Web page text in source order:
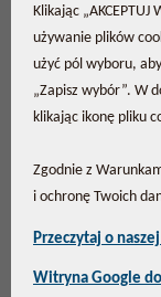
subskrypcji.
Kliknij tutaj, aby
Zawsze możesz
polityce prywatności.
Z pozdrowieniami,
Pharma Nord
Klikając „AKCEPTUJ
używanie plików
użyć pól wyboru,
„Zapisz wybór”. W
klikając ikonę pliku
Zgodnie z
i ochronę Twoich
Przeczytaj o
Witryna Google